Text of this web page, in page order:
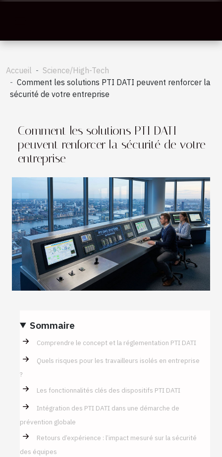
Accueil
Science/High-Tech
Comment les solutions PTI DATI peuvent renforcer la
sécurité de votre entreprise
Comment les solutions PTI DATI
peuvent renforcer la sécurité de votre
entreprise
Sommaire
Comprendre le concept et la réglementation PTI DATI
Quels risques pour les travailleurs isolés en entreprise
?
Les fonctionnalités clés des dispositifs PTI DATI
Intégration des PTI DATI dans une démarche de
prévention globale
Retours d’expérience : l’impact mesuré sur la sécurité
des équipes